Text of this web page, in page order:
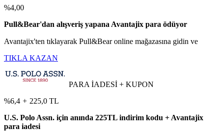
%4,00
Pull&Bear'dan alışveriş yapana Avantajix para ödüyor
Avantajix'ten tıklayarak Pull&Bear online mağazasına gidin ve
TIKLA KAZAN
PARA İADESİ + KUPON
%6,4 + 225,0 TL
U.S. Polo Assn. için anında 225TL indirim kodu + Avantajix
para iadesi